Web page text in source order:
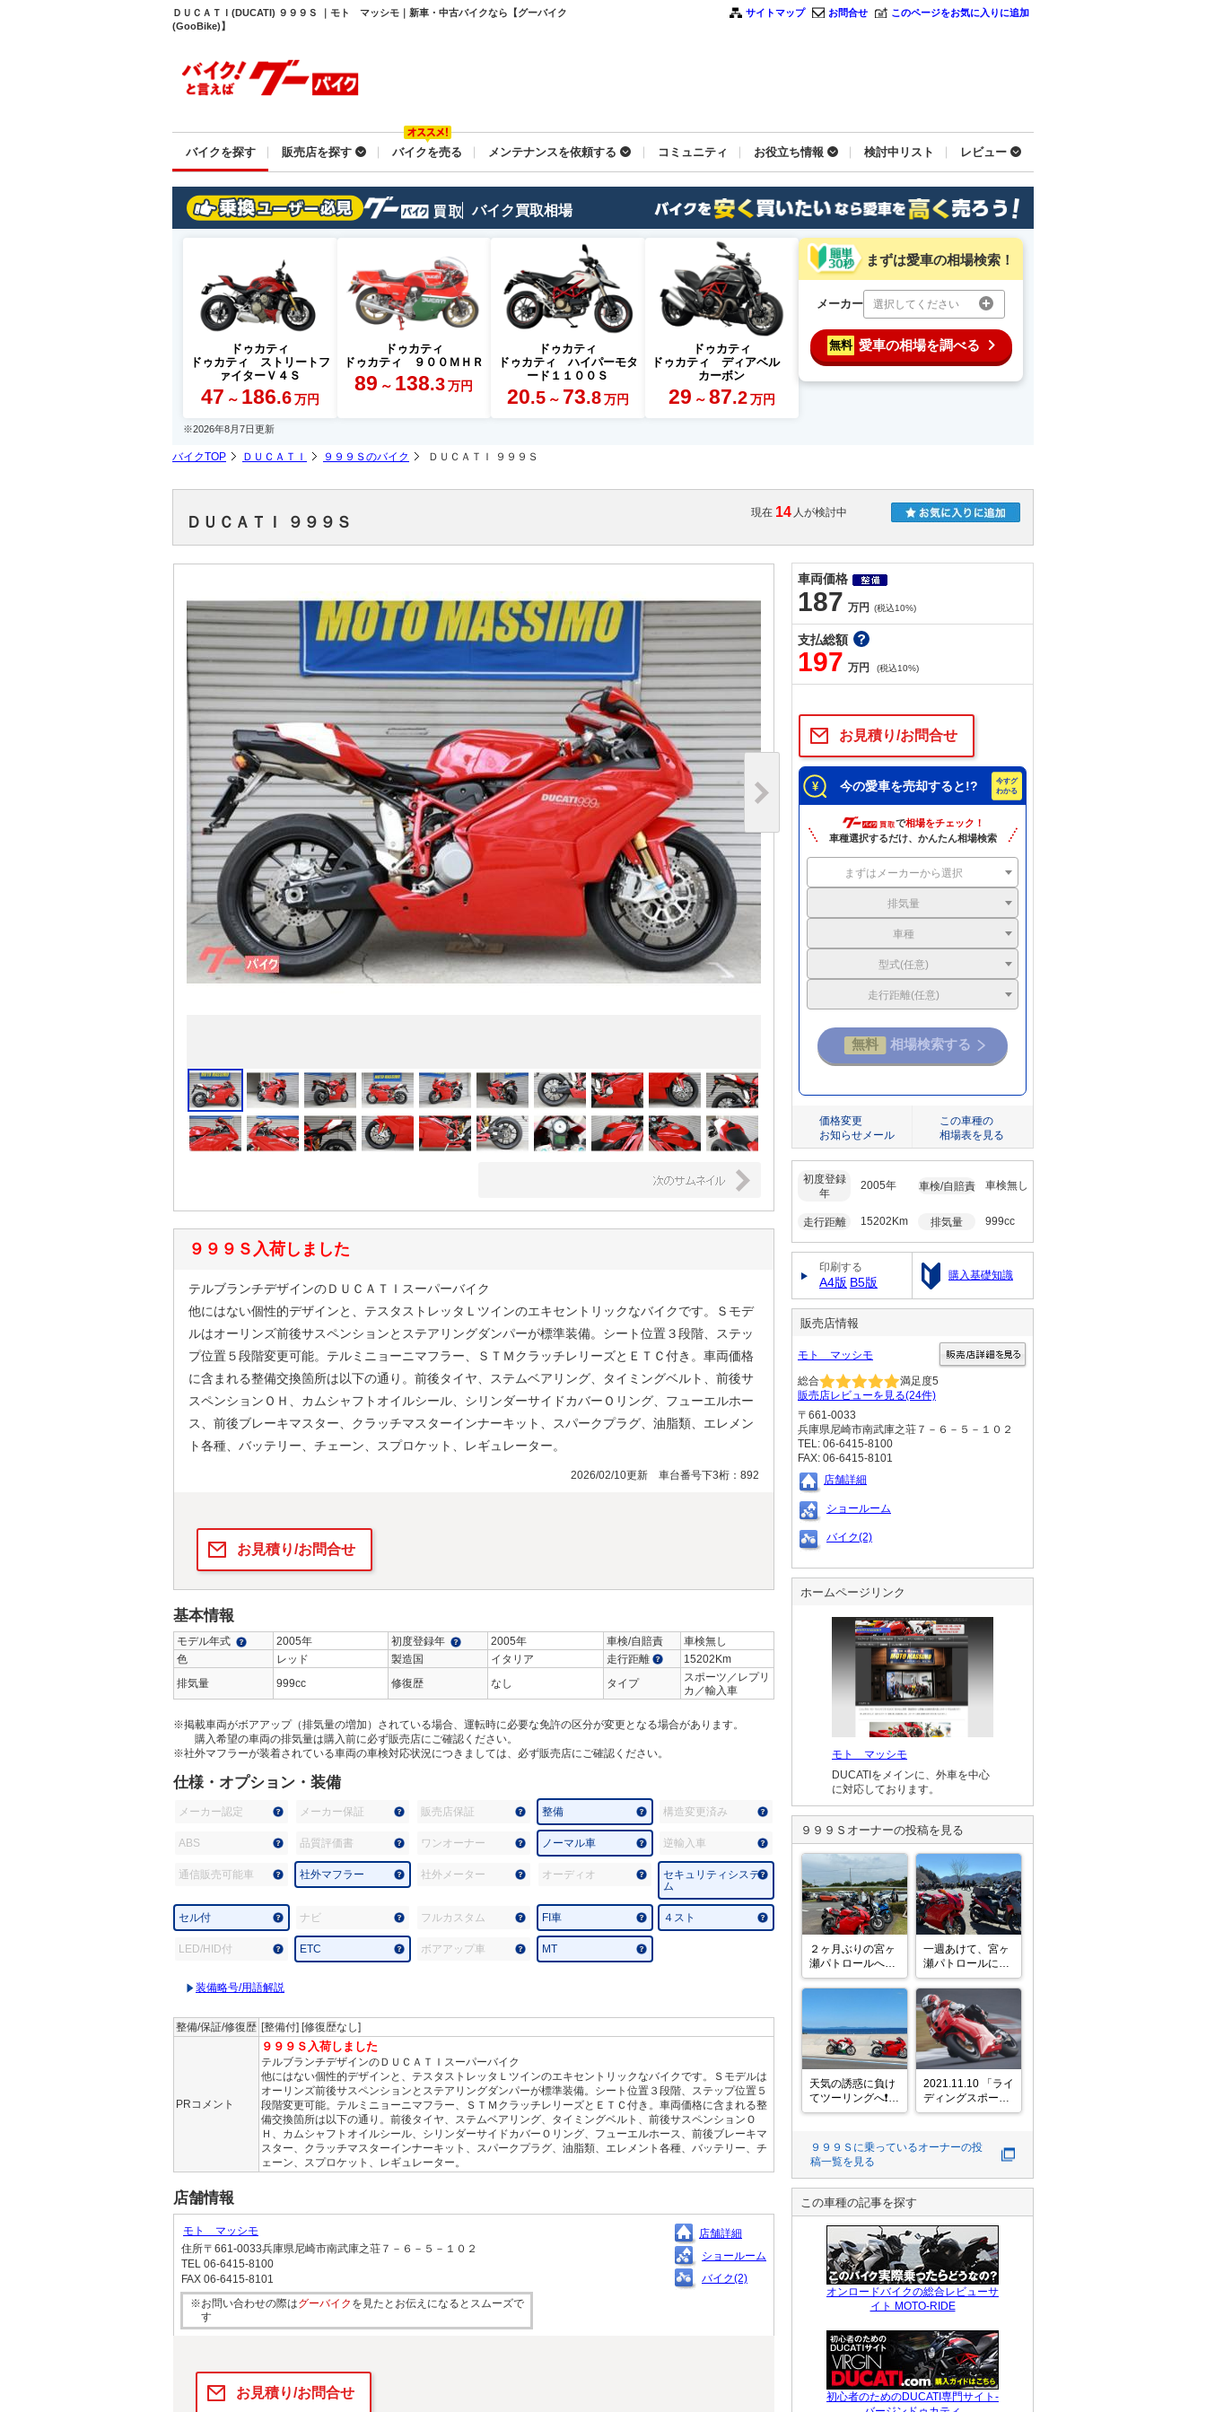
ＤＵＣＡＴＩ(DUCATI) ９９９Ｓ ｜モト マッシモ｜新車・中古バイクなら【グーバイク
(GooBike)】
サイトマップ お問合せ このページをお気に入りに追加
バイクを探す 販売店を探す バイクを売る メンテナンスを依頼する コミュニティ お役立ち情報 検討中リスト レビュー
バイク買取相場
ドゥカティ
ドゥカティ ストリートフ
ァイターＶ４Ｓ
47 ～ 186.6 万円
ドゥカティ
ドゥカティ ９００ＭＨＲ
89 ～ 138.3 万円
ドゥカティ
ドゥカティ ハイパーモタ
ード１１００Ｓ
20.5 ～ 73.8 万円
ドゥカティ
ドゥカティ ディアベル
カーボン
29 ～ 87.2 万円
まずは愛車の相場検索！
メーカー 選択してください
無料 愛車の相場を調べる
※2026年8月7日更新
バイクTOP ＤＵＣＡＴＩ ９９９Ｓのバイク ＤＵＣＡＴＩ ９９９Ｓ
現在 14 人が検討中
ＤＵＣＡＴＩ ９９９Ｓ
９９９Ｓ入荷しました
テルブランチデザインのＤＵＣＡＴＩスーパーバイク
他にはない個性的デザインと、テスタストレッタＬツインのエキセントリックなバイクです。Ｓモデ
ルはオーリンズ前後サスペンションとステアリングダンパーが標準装備。シート位置３段階、ステッ
プ位置５段階変更可能。テルミニョーニマフラー、ＳＴＭクラッチレリーズとＥＴＣ付き。車両価格
に含まれる整備交換箇所は以下の通り。前後タイヤ、ステムベアリング、タイミングベルト、前後サ
スペンションＯＨ、カムシャフトオイルシール、シリンダーサイドカバーＯリング、フューエルホー
ス、前後ブレーキマスター、クラッチマスターインナーキット、スパークプラグ、油脂類、エレメン
ト各種、バッテリー、チェーン、スプロケット、レギュレーター。
2026/02/10更新 車台番号下3桁：892
お見積り/お問合せ
基本情報
モデル年式 2005年 初度登録年 2005年 車検/自賠責
車検無し
色
レッド 製造国 イタリア 走行距離
15202Km
排気量
999cc 修復歴 なし タイプ
スポーツ／レプリ
カ／輸入車
※掲載車両がボアアップ（排気量の増加）されている場合、運転時に必要な免許の区分が変更となる場合があります。
購入希望の車両の排気量は購入前に必ず販売店にご確認ください。
※社外マフラーが装着されている車両の車検対応状況につきましては、必ず販売店にご確認ください。
仕様・オプション・装備
メーカー認定 メーカー保証 販売店保証 整備 構造変更済み
ABS 品質評価書 ワンオーナー ノーマル車 逆輸入車
通信販売可能車 社外マフラー 社外メーター オーディオ
セキュリティシステ
ム
セル付 ナビ フルカスタム FI車 ４スト
LED/HID付 ETC ボアアップ車 MT
装備略号/用語解説
整備/保証/修復歴 [整備付] [修復歴なし]
PRコメント
９９９Ｓ入荷しました
テルブランチデザインのＤＵＣＡＴＩスーパーバイク
他にはない個性的デザインと、テスタストレッタＬツインのエキセントリックなバイクです。Ｓモデルは
オーリンズ前後サスペンションとステアリングダンパーが標準装備。シート位置３段階、ステップ位置５
段階変更可能。テルミニョーニマフラー、ＳＴＭクラッチレリーズとＥＴＣ付き。車両価格に含まれる整
備交換箇所は以下の通り。前後タイヤ、ステムベアリング、タイミングベルト、前後サスペンションＯ
Ｈ、カムシャフトオイルシール、シリンダーサイドカバーＯリング、フューエルホース、前後ブレーキマ
スター、クラッチマスターインナーキット、スパークプラグ、油脂類、エレメント各種、バッテリー、チ
ェーン、スプロケット、レギュレーター。
店舗情報
モト マッシモ
住所〒661-0033兵庫県尼崎市南武庫之荘７－６－５－１０２
TEL 06-6415-8100
FAX 06-6415-8101
※お問い合わせの際はグーバイク を見たとお伝えになるとスムーズで
す
店舗詳細
ショールーム
バイク(2)
お見積り/お問合せ
車両価格
187 万円 (税込10%)
支払総額
197 万円 (税込10%)
お見積り/お問合せ
今の愛車を売却すると!?
で相場をチェック！
車種選択するだけ、かんたん相場検索
まずはメーカーから選択
排気量
車種
型式(任意)
走行距離(任意)
価格変更
お知らせメール
この車種の
相場表を見る
初度登録
年
2005年 車検/自賠責 車検無し
走行距離 15202Km 排気量 999cc
印刷する
A4版 B5版 購入基礎知識
販売店情報
モト マッシモ
総合 満足度5
販売店レビューを見る(24件)
〒661-0033
兵庫県尼崎市南武庫之荘７－６－５－１０２
TEL: 06-6415-8100
FAX: 06-6415-8101
店舗詳細
ショールーム
バイク(2)
ホームページリンク
モト マッシモ
DUCATIをメインに、外車を中心
に対応しております。
９９９Ｓ オーナーの投稿を見る
２ヶ月ぶりの宮ヶ
瀬パトロールへ
一時期の渇水寸前
の水位は上昇して
https://ameblo.jp/pq7ll/entry-
12972479061.html
#バイク #DUCATI
#宮ヶ
一週あけて、宮ヶ
瀬パトロールに行
ってきました。気
温低めなので駐車
場で渋滞はしてい
ませんでした
目がショボショボ
してます
https://ameblo.jp/pq7ll/entry-
1295969180
天気の誘惑に負け
てツーリングへ❗
途中、速度違反取
安全運転で通過！
警察さんもバイク
乗りたかっただろ
お昼は二郎系ラー
メンを食して満足
梅雨の到来でまた
乗れなくて悶々す
る日々が
2021.11.10 「ライ
ディングスポーツ
杯 85分お遊び耐
た。
した。自分は第二
ライダーだったの
で、ルマン式ス
９９９Ｓ に乗っているオーナーの投
稿一覧を見る
この車種の記事を探す
オンロードバイクの総合レビューサ
イト MOTO-RIDE
初心者のためのDUCATI専門サイト-